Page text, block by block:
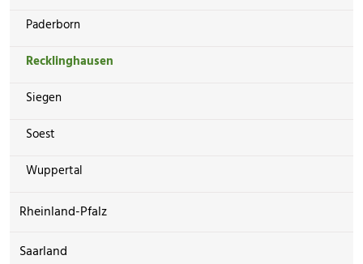
Paderborn
Recklinghausen
Siegen
Soest
Wuppertal
Rheinland-Pfalz
Saarland